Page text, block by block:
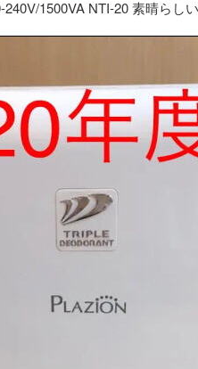
1500VA NTI-20 素晴らし